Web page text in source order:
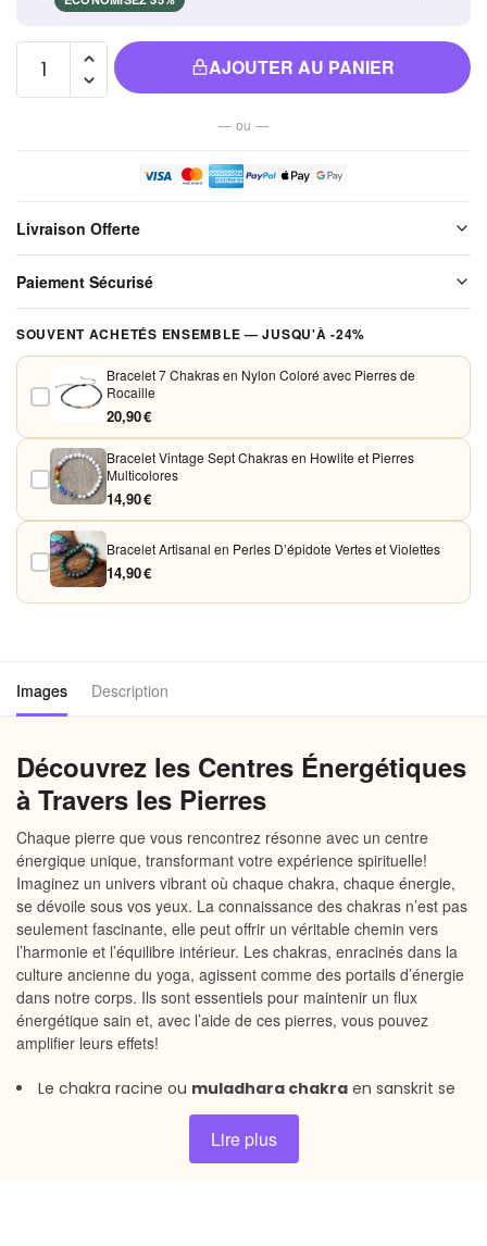
quantité de
Pierraux
énergétiques
Sacré et
Solaire
AJOUTER AU PANIER
— ou —
Livraison Offerte
soigneusement emballé avant expédition. Aucun frais de port, jamais.
Paiement Sécurisé
acceptons Visa, Mastercard, PayPal et Apple Pay. Aucune donnée
bancaire n'est conservée sur nos serveurs.
SOUVENT ACHETÉS ENSEMBLE — JUSQU'À -24%
Bracelet 7 Chakras en Nylon Coloré avec Pierres de
Rocaille
20,90 €
Bracelet Vintage Sept Chakras en Howlite et Pierres
Multicolores
14,90 €
Bracelet Artisanal en Perles D’épidote Vertes et Violettes
14,90 €
Images Description
Découvrez les Centres Énergétiques
à Travers les Pierres
Chaque pierre que vous rencontrez résonne avec un centre
énergique unique, transformant votre expérience spirituelle!
Imaginez un univers vibrant où chaque chakra, chaque énergie,
se dévoile sous vos yeux. La connaissance des chakras n’est pas
seulement fascinante, elle peut offrir un véritable chemin vers
l’harmonie et l’équilibre intérieur. Les chakras, enracinés dans la
culture ancienne du yoga, agissent comme des portails d’énergie
dans notre corps. Ils sont essentiels pour maintenir un flux
énergétique sain et, avec l’aide de ces pierres, vous pouvez
amplifier leurs effets!
Le chakra racine ou muladhara chakra en sanskrit se
situe à la base de la colonne vertébrale au niveau du
coccyx ou du périnée, représentant nos fondations et
Lire plus